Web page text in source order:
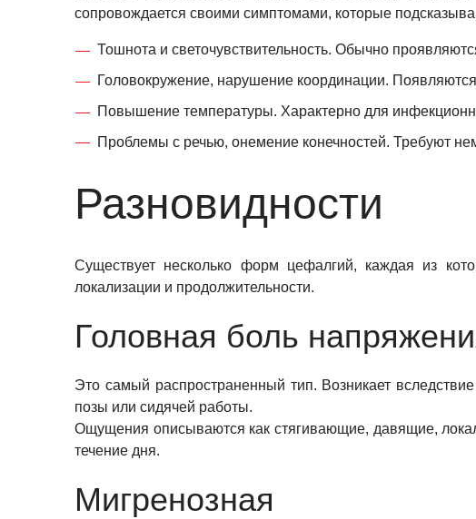
сопровождается своими симптомами, которые
Тошнота и светочувствительность. Обычно
Головокружение, нарушение координации.
Повышение температуры. Характерно для
Проблемы с речью, онемение конечностей. Требуют
Разновидности
Существует несколько форм цефалгий, каждая из
локализации и продолжительности.
Головная боль
Это самый распространенный тип. Возникает
позы или сидячей работы.
Ощущения описываются как стягивающие, давящие,
течение дня.
Мигренозная